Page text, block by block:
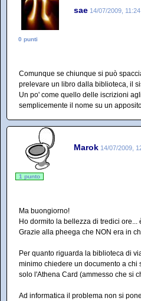
sae 14/07/2009, 11:24
0 punti
Comunque se chiunque si può
prelevare un libro dalla biblioteca, il
Un po' come quello delle iscrizioni
semplicemente il nome su un
Marok 14/07/2009,
1 punto
Ma buongiorno!
Ho dormito la bellezza di tredici ore...
Grazie alla pheega che NON era in
Per quanto riguarda la biblioteca di
minimo chiedere un documento a chi
solo l'Athena Card (ammesso che si
Ad informatica il problema non si